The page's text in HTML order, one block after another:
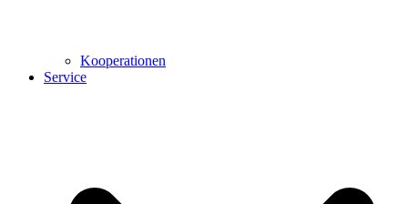
Kooperationen
Service